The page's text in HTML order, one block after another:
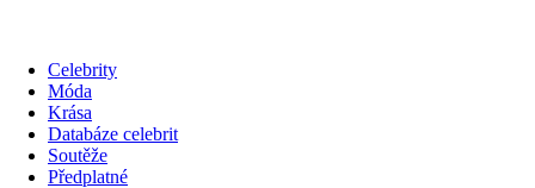
Celebrity
Móda
Krása
Databáze celebrit
Soutěže
Předplatné